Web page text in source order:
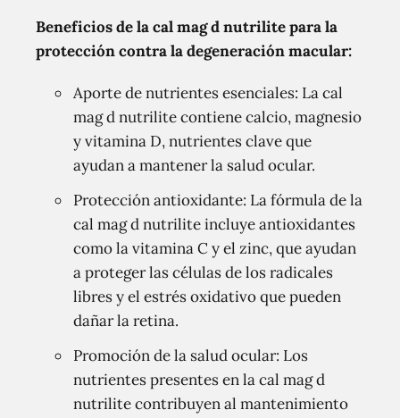
Beneficios de la cal mag d nutrilite para la
protección contra la degeneración macular:
Aporte de nutrientes esenciales: La cal
mag d nutrilite contiene calcio, magnesio
y vitamina D, nutrientes clave que
ayudan a mantener la salud ocular.
Protección antioxidante: La fórmula de la
cal mag d nutrilite incluye antioxidantes
como la vitamina C y el zinc, que ayudan
a proteger las células de los radicales
libres y el estrés oxidativo que pueden
dañar la retina.
Promoción de la salud ocular: Los
nutrientes presentes en la cal mag d
nutrilite contribuyen al mantenimiento